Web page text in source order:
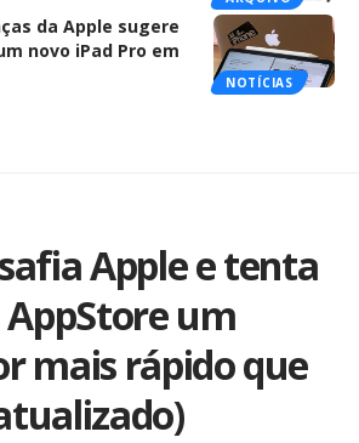
NOTÍCIAS
da Apple sugere
novo iPad Pro em
Apple e tenta
um
mais rápido que